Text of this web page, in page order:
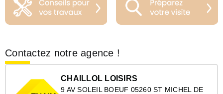
Contactez notre agence !
CHAILLOL LOISIRS
9 AV SOLEIL BOEUF 05260 ST MICHEL DE